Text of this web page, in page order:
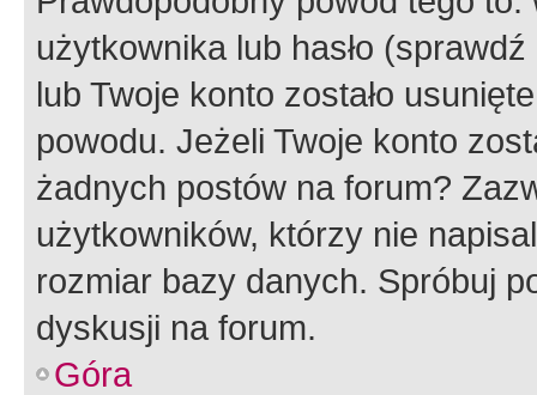
użytkownika lub hasło
lub Twoje konto zostało
powodu. Jeżeli Twoje konto
żadnych postów na forum?
użytkowników, którzy nie
rozmiar bazy danych. Spróbuj
dyskusji na forum.
Góra